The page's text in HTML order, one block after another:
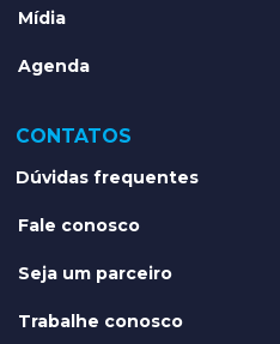
Mídia
Agenda
CONTATOS
Dúvidas frequentes
Fale conosco
Seja um parceiro
Trabalhe conosco